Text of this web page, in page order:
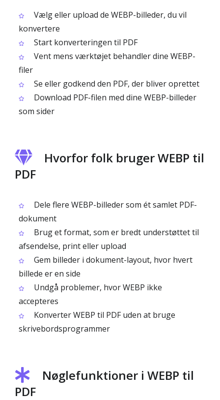
Vælg eller upload de WEBP-billeder, du vil
konvertere
Start konverteringen til PDF
Vent mens værktøjet behandler dine WEBP-
filer
Se eller godkend den PDF, der bliver oprettet
Download PDF-filen med dine WEBP-billeder
som sider
Hvorfor folk bruger WEBP til
PDF
Dele flere WEBP-billeder som ét samlet PDF-
dokument
Brug et format, som er bredt understøttet til
afsendelse, print eller upload
Gem billeder i dokument-layout, hvor hvert
billede er en side
Undgå problemer, hvor WEBP ikke
accepteres
Konverter WEBP til PDF uden at bruge
skrivebordsprogrammer
Nøglefunktioner i WEBP til
PDF